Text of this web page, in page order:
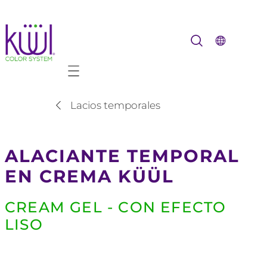
Mobile navigation
Lacios temporales
ALACIANTE TEMPORAL
EN CREMA KÜÜL
CREAM GEL - CON EFECTO
LISO